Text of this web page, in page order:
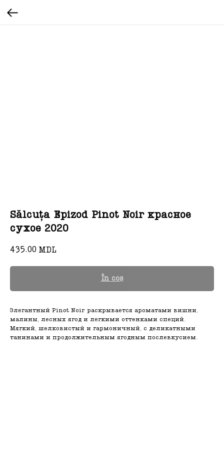
Sălcuța Epizod Pinot Noir красное
сухое 2020
435.00 MDL
În coș
Элегантный Pinot Noir раскрывается ароматами вишни,
малины, лесных ягод и легкими оттенками специй.
Мягкий, шелковистый и гармоничный, с деликатными
танинами и продолжительным ягодным послевкусием.